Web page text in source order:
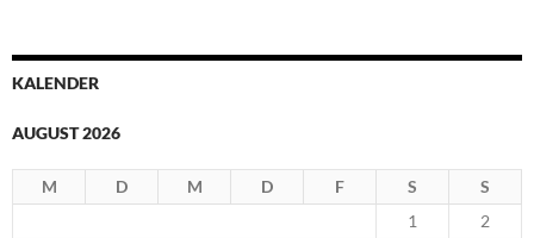
KALENDER
AUGUST 2026
M D M D F S S
1
2